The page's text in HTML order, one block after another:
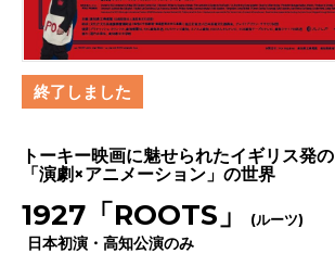
終了しました
トーキー映画に魅せられたイギリス発の
「演劇×アニメーション」の世界
1927「ROOTS」 (ルーツ)
日本初演・高知公演のみ